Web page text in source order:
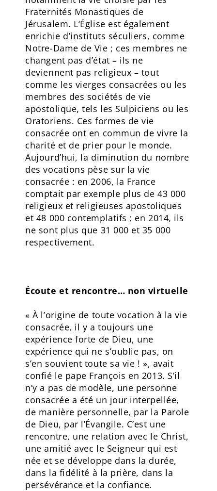
Fraternités Monastiques de
Jérusalem. L‘Église est également
enrichie d’instituts séculiers, comme
Notre-Dame de Vie ; ces membres ne
changent pas d’état – ils ne
deviennent pas religieux – tout
comme les vierges consacrées ou les
membres des sociétés de vie
apostolique, tels les Sulpiciens ou les
Oratoriens. Ces formes de vie
consacrée ont en commun de vivre la
charité et de prier pour le monde.
Aujourd’hui, la diminution du nombre
des vocations pèse sur la vie
consacrée : en 2006, la France
comptait par exemple plus de 43 000
religieux et religieuses apostoliques
et 48 000 contemplatifs ; en 2014, ils
ne sont plus que 31 000 et 35 000
respectivement.
Écoute et rencontre… non virtuelle
« À l’origine de toute vocation à la vie
consacrée, il y a toujours une
expérience forte de Dieu, une
expérience qui ne s’oublie pas, on
s’en souvient toute sa vie ! », avait
confié le pape François en 2013. S’il
n’y a pas de modèle, une personne
consacrée a été un jour interpellée,
de manière personnelle, par la Parole
de Dieu, par l’Évangile. C’est une
rencontre, une relation avec le Christ,
une amitié avec le Seigneur qui est
née et se développe dans la durée,
dans la fidélité à la prière, dans la
persévérance et la confiance.